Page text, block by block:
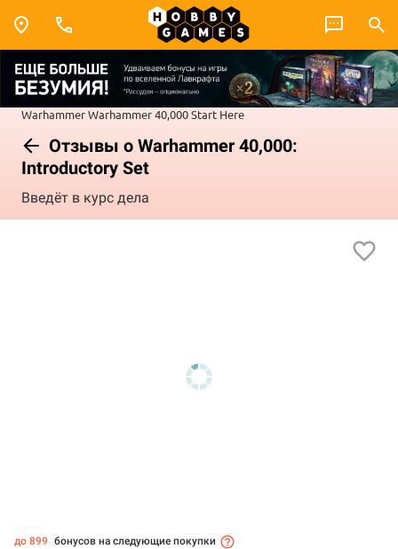
WarhammerWarhammer 40,000Start Here
Отзывы о Warhammer 40,000:
Introductory Set
Введёт в курс дела
до 899 бонусов на следующие покупки